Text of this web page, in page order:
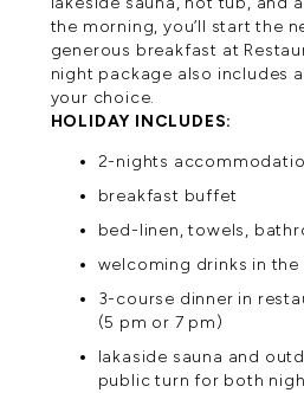
the morning, you’ll start the
generous breakfast at
night package also includes
your choice.
HOLIDAY INCLUDES:
2-nights
breakfast buffet
bed-linen, towels,
welcoming drinks in the
3-course dinner in
(5 pm or 7 pm)
lakaside sauna and
public turn for both